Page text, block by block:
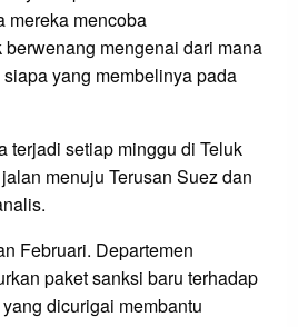
mereka mencoba
mengenai dari mana
yang membelinya pada
terjadi setiap minggu di Teluk
menuju Terusan Suez dan
Februari. Departemen
paket sanksi baru terhadap
dicurigai membantu